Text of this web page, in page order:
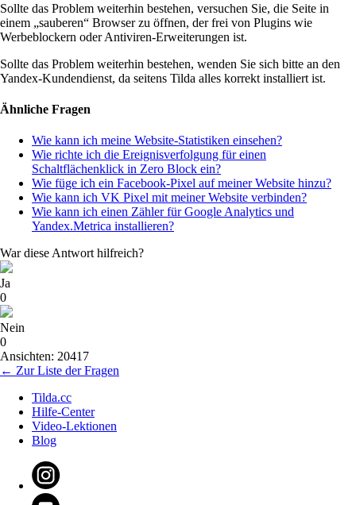
Sollte das Problem weiterhin bestehen, versuchen Sie, die Seite in
einem „sauberen“ Browser zu öffnen, der frei von Plugins wie
Werbeblockern oder Antiviren-Erweiterungen ist.
Sollte das Problem weiterhin bestehen, wenden Sie sich bitte an den
Yandex-Kundendienst, da seitens Tilda alles korrekt installiert ist.
Ähnliche Fragen
Wie kann ich meine Website-Statistiken einsehen?
Wie richte ich die Ereignisverfolgung für einen
Schaltflächenklick in Zero Block ein?
Wie füge ich ein Facebook-Pixel auf meiner Website hinzu?
Wie kann ich VK Pixel mit meiner Website verbinden?
Wie kann ich einen Zähler für Google Analytics und
Yandex.Metrica installieren?
War diese Antwort hilfreich?
Ja
0
Nein
0
Ansichten: 20417
← Zur Liste der Fragen
Tilda.cc
Hilfe-Center
Video-Lektionen
Blog